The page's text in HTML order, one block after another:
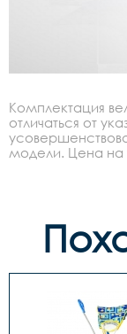
Комплектация
отличаться от
модели. Цена на